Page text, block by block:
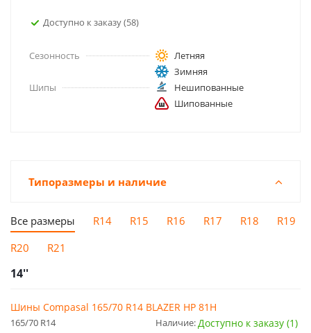
Доступно к заказу (58)
Сезонность
Летняя
Зимняя
Шипы
Нешипованные
Шипованные
Типоразмеры и наличие
Все размеры R14 R15 R16 R17 R18
R19
R20
R21
14''
Шины Compasal 165/70 R14 BLAZER HP 81H
165/70 R14 Наличие:Доступно к заказу (1)